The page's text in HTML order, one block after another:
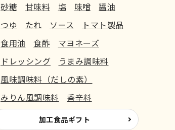
砂糖 甘味料 塩 味噌
醤油
つゆ
たれ ソース
トマト製品
食用油
食酢
マヨネーズ
ドレッシング
うまみ調味料
風味調味料（だしの素）
みりん風調味料
香辛料
加工食品ギフト